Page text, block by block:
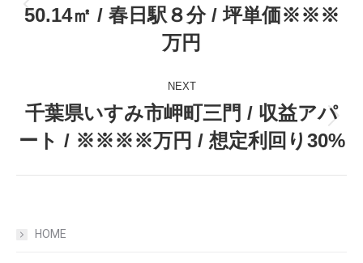
Previous
post:
50.14㎡ / 春日駅８分 / 坪単価※※※
万円
NEXT
Next
post:
千葉県いすみ市岬町三門 / 収益アパ
ート / ※※※※万円 / 想定利回り30%
HOME